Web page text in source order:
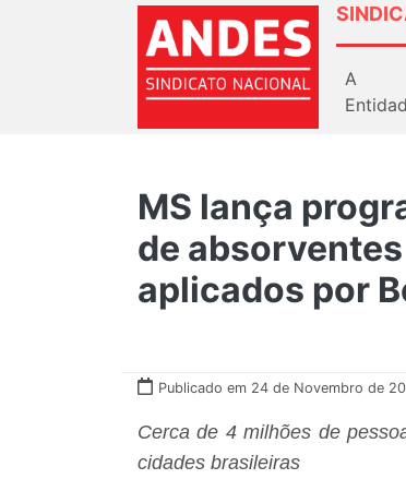
A
MS lança
de
aplicados por
Publicado em 24 de Novembro de
Cerca de 4 milhões de
cidades brasileiras